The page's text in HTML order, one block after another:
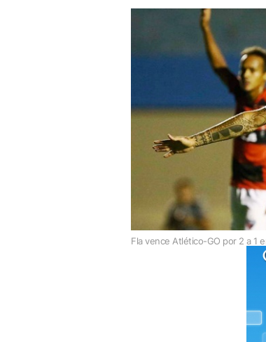
Fla vence Atlético-GO por 2 a 1